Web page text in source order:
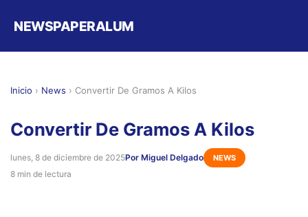
NEWSPAPERALUM
Inicio › News › Convertir De Gramos A Kilos
Convertir De Gramos A Kilos
lunes, 8 de diciembre de 2025Por Miguel Delgado NEWS
8 min de lectura